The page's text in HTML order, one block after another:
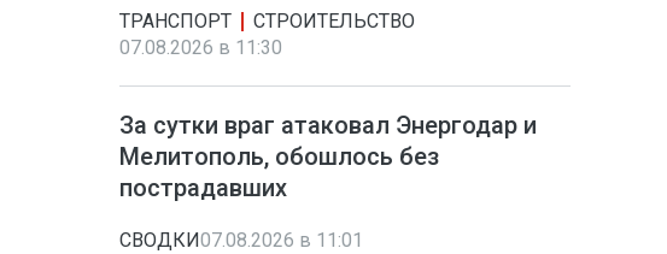
ТРАНСПОРТ
СТРОИТЕЛЬСТВО
07.08.2026 в 11:30
За сутки враг атаковал Энергодар и
Мелитополь, обошлось без
пострадавших
СВОДКИ07.08.2026 в 11:01